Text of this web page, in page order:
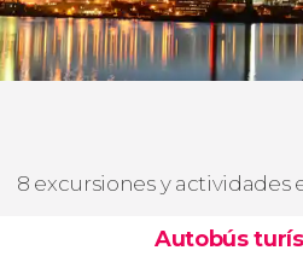
8 excursiones y actividades
Autobús